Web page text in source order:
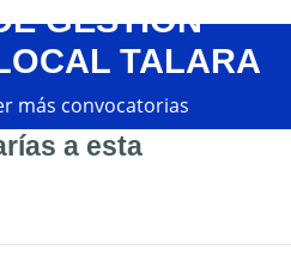
GESTIÓN
TALARA
más convocatorias
a esta